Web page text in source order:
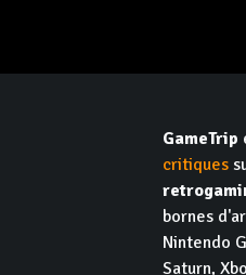
GameTrip
critiques
bornes
Nintendo
Saturn,